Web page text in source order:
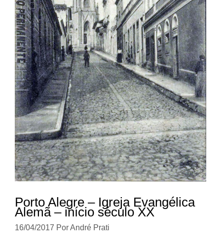
Porto Alegre – Igreja Evangélica
Alemã – início século XX
16/04/2017 PorAndré Prati